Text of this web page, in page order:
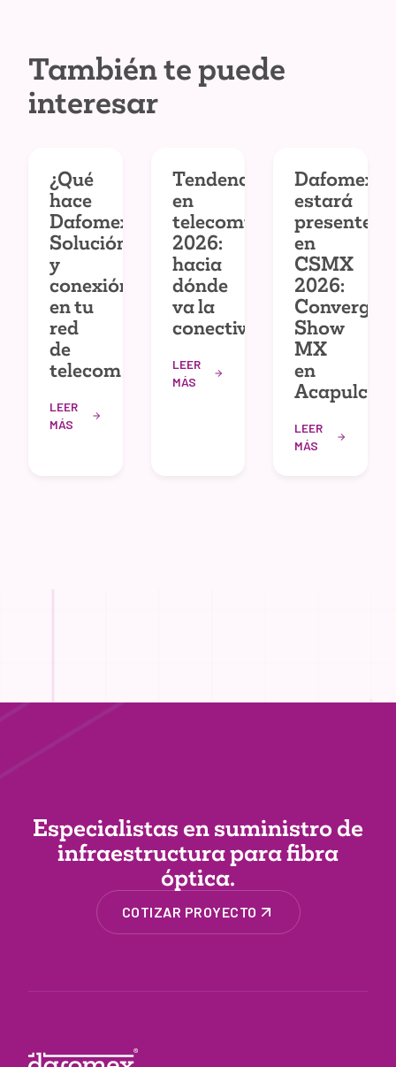
También te puede
interesar
¿Qué
hace
Dafomex?
Solución
y
conexión
en tu
red
de
telecom
LEER
MÁS
Tendencias
en
telecomunicaciones
2026:
hacia
dónde
va la
conectividad
LEER
MÁS
Dafomex
estará
presente
en
CSMX
2026:
Show
MX
en
Acapulco
LEER
MÁS
Especialistas en suministro de
infraestructurapara fibra
óptica.
COTIZAR PROYECTO